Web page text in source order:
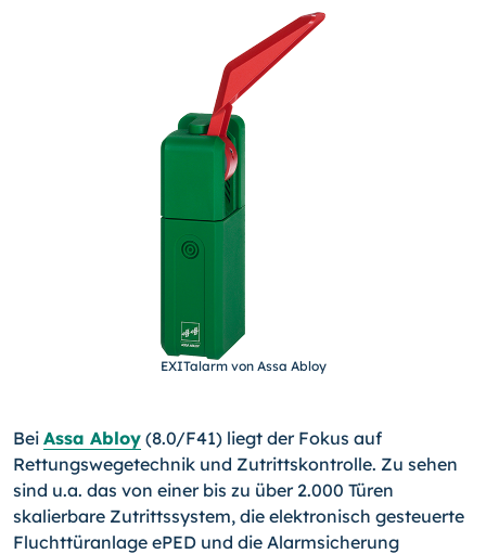
EXITalarm von Assa Abloy
Bei Assa Abloy (8.0/F41) liegt der Fokus auf
Rettungswege­technik und Zutrittskontrolle. Zu sehen
sind u.a. das von einer bis zu über 2.000 Türen
skalierbare Zutrittssystem, die elek­tronisch gesteuerte
Fluchttüranlage ePED und die Alarmsiche­rung